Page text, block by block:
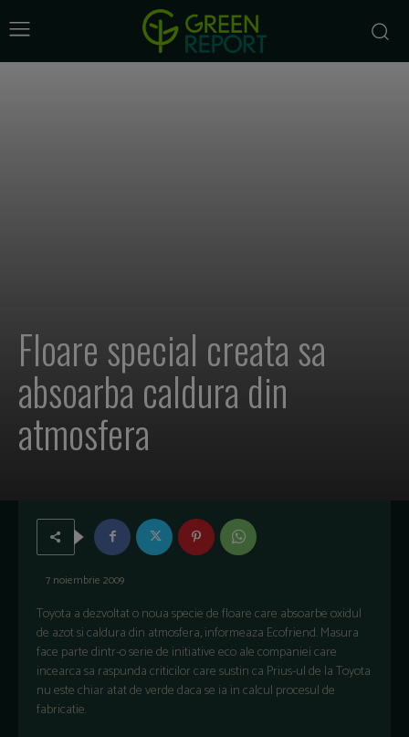
Floare special creata sa
absoarba caldura din
atmosfera
7 noiembrie 2009
Toyota a dezvoltat o noua specie de floare care absoarbe oxidul
de azot si caldura din atmosfera, informeaza Ecofriend. Masura
face parte dintr-o serie de initiative eco ale companiei care
incearca sa raspunda criticilor care sustin ca Prius-ul de la Toyota
nu este chiar atat de verde daca se ia in calcul procesul de
fabricatie.